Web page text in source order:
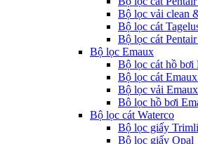
Bộ lọc vải clean
Bộ lọc cát
Bộ lọc cát
Bộ lọc Emaux
Bộ lọc cát hồ bơi
Bộ lọc cát
Bộ lọc vải
Bô lọc hồ bơi
Bộ lọc cát Waterco
Bộ lọc giấy
Bộ lọc giấy Opal